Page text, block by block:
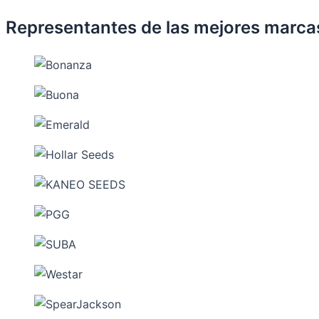
Representantes de las mejores